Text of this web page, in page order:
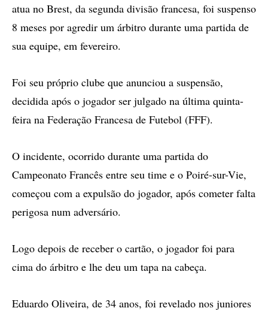
atua no Brest, da segunda divisão francesa, foi suspenso
8 meses por agredir um árbitro durante uma partida de
sua equipe, em fevereiro.
Foi seu próprio clube que anunciou a suspensão,
decidida após o jogador ser julgado na última quinta-
feira na Federação Francesa de Futebol (FFF).
O incidente, ocorrido durante uma partida do
Campeonato Francês entre seu time e o Poiré-sur-Vie,
começou com a expulsão do jogador, após cometer falta
perigosa num adversário.
Logo depois de receber o cartão, o jogador foi para
cima do árbitro e lhe deu um tapa na cabeça.
Eduardo Oliveira, de 34 anos, foi revelado nos juniores